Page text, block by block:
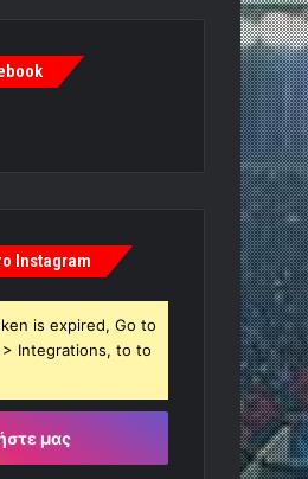
Instagram
is expired, Go to
Integrations, to to
μας